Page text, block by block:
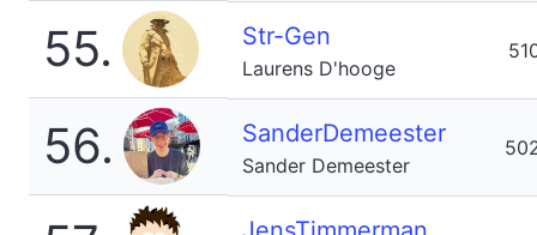
55. Str-Gen
Laurens D'hooge
56. SanderDemeester
Sander Demeester